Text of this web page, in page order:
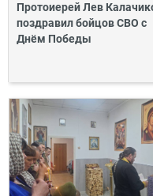
Протоиерей Лев
поздравил бойцов СВО с
Днём Победы